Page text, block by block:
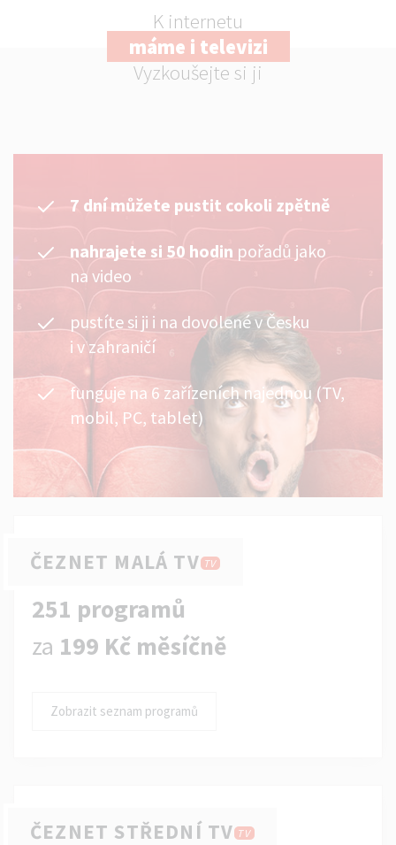
K internetu
máme i televizi
Vyzkoušejte si ji
7 dní můžete pustit cokoli zpětně
nahrajete si 50 hodin pořadů jako
na video
pustíte si ji i na dovolené v Česku
i v zahraničí
funguje na 6 zařízeních najednou (TV,
mobil, PC, tablet)
ČEZNET MALÁ TV TV
251 programů
za 199 Kč měsíčně
Zobrazit seznam programů
ČEZNET STŘEDNÍ TV TV